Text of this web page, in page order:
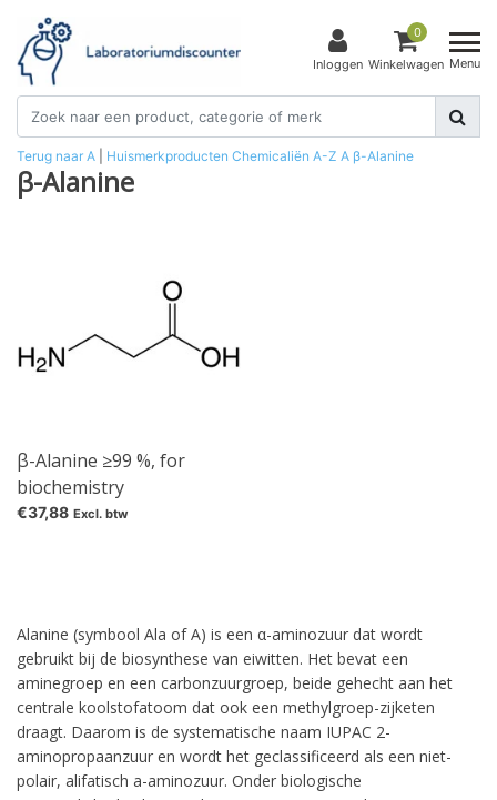
Inloggen
0
Winkelwagen Menu
Terug naar A Huismerkproducten Chemicaliën A-Z A β-Alanine
β-Alanine
β-Alanine ≥99 %, for
biochemistry
€37,88 Excl. btw
Alanine (symbool Ala of A) is een α-aminozuur dat wordt
gebruikt bij de biosynthese van eiwitten. Het bevat een
aminegroep en een carbonzuurgroep, beide gehecht aan het
centrale koolstofatoom dat ook een methylgroep-zijketen
draagt. Daarom is de systematische naam IUPAC 2-
aminopropaanzuur en wordt het geclassificeerd als een niet-
polair, alifatisch a-aminozuur. Onder biologische